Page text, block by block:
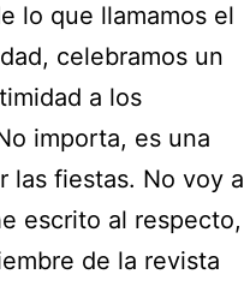
lo que llamamos el
celebramos un
a los
importa, es una
las fiestas. No voy a
escrito al respecto,
de la revista